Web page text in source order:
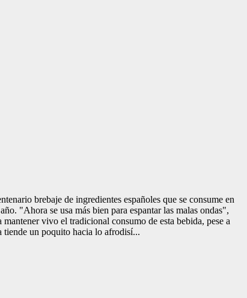
brebaje de ingredientes españoles que se consume en
"Ahora se usa más bien para espantar las malas ondas",
vivo el tradicional consumo de esta bebida, pese a
tiende un poquito hacia lo afrodisí...